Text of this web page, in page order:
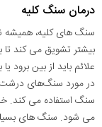
درمان سنگ کلیه
سنگ های کلیه، همیشه
بیشتر تشویق می کند
علائم باید از بین برود یا
در مورد سنگ‌های
سنگ استفاده می کند.
می شود. سنگ های بسیار